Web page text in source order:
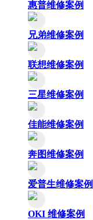
惠普维修案例
兄弟维修案例
联想维修案例
三星维修案例
佳能维修案例
奔图维修案例
爱普生维修案例
OKI 维修案例